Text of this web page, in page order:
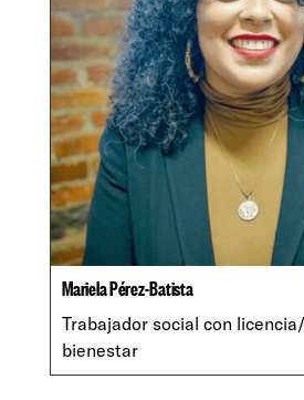
Mariela Pérez-Batista
Trabajador social con
bienestar